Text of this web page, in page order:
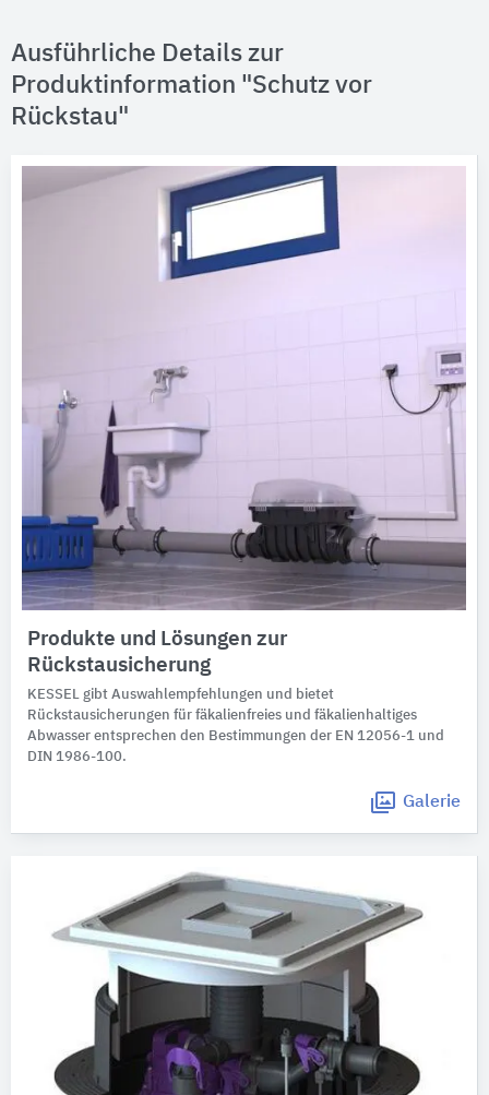
Ausführliche Details zur
Produktinformation "Schutz vor
Rückstau"
Produkte und Lösungen zur
Rückstausicherung
KESSEL gibt Auswahlempfehlungen und bietet
Rückstausicherungen für fäkalienfreies und fäkalienhaltiges
Abwasser entsprechen den Bestimmungen der EN 12056-1 und
DIN 1986-100.
Galerie